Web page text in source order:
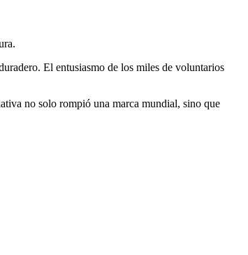
El entusiasmo de los miles de voluntarios
no solo rompió una marca mundial, sino que